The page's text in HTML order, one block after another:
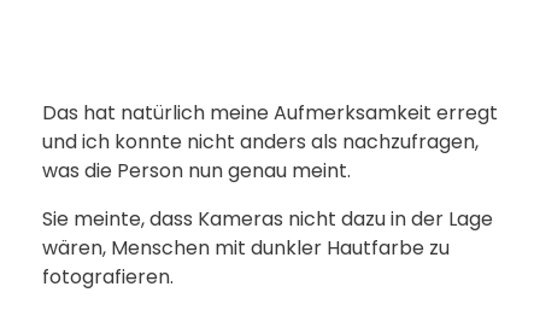
Das hat natürlich meine Aufmerksamkeit erregt
und ich konnte nicht anders als nachzufragen,
was die Person nun genau meint.
Sie meinte, dass Kameras nicht dazu in der Lage
wären, Menschen mit dunkler Hautfarbe zu
fotografieren.